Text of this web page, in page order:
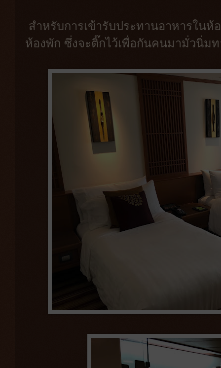
สำหรับการเข้ารับประทานอาหารใน
ห้องพัก ซึ่งจะติ๊กไว้เพื่อกันคนมามั่วนิ่ม